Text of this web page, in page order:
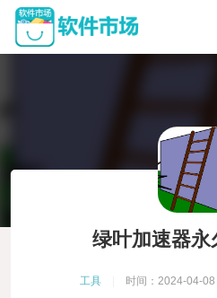
绿叶加速器永
工具 时间：2024-04-08